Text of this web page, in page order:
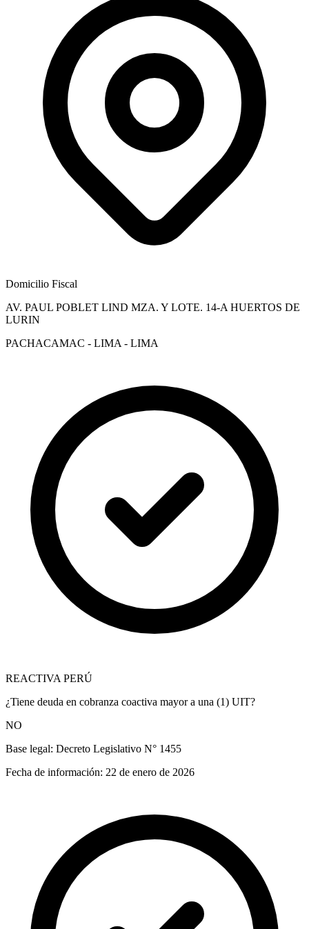
Domicilio Fiscal
AV. PAUL POBLET LIND MZA. Y LOTE. 14-A HUERTOS DE
LURIN
PACHACAMAC - LIMA - LIMA
REACTIVA PERÚ
¿Tiene deuda en cobranza coactiva mayor a una (1) UIT?
NO
Base legal: Decreto Legislativo N° 1455
Fecha de información: 22 de enero de 2026